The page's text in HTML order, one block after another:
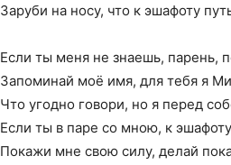
Заруби на носу, что к эшафоту
Если ты меня не знаешь, парень,
Запоминай моё имя, для тебя я
Что угодно говори, но я перед
Если ты в паре со мною, к
Покажи мне свою силу, делай